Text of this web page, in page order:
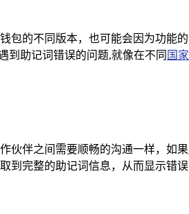
包的不同版本，也可能会因为功能
到助记词错误的问题,就像在不同 国家
伙伴之间需要顺畅的沟通一样，如
完整的助记词信息，从而显示错